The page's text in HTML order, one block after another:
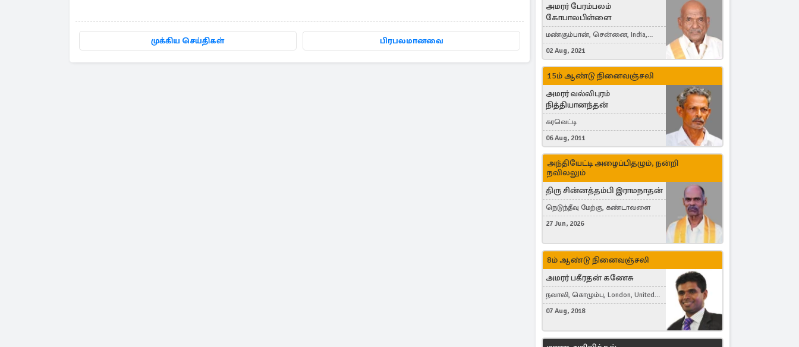
முக்கிய செய்திகள் பிரபலமானவை
அமரர் பேரம்பலம்
கோபாலபிள்ளை
மண்கும்பான், சென்னை, India,
Cergy, France
02 Aug, 2021
15ம் ஆண்டு நினைவஞ்சலி
அமரர் வல்லிபுரம்
நித்தியானந்தன்
கரவெட்டி
06 Aug, 2011
அந்தியேட்டி அழைப்பிதழும், நன்றி
நவிலலும்
திரு சின்னத்தம்பி இராமநாதன்
நெடுந்தீவு மேற்கு, கண்டாவளை
27 Jun, 2026
8ம் ஆண்டு நினைவஞ்சலி
அமரர் பகீரதன் கணேசு
நவாலி, கொழும்பு, London, United
Kingdom
07 Aug, 2018